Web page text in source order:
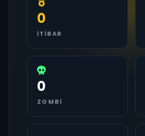
0
İTIBAR
0
ZOMBI